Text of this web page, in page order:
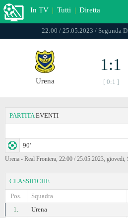
In TV | Tutti | Diretta
22:00 / 25.05.2023 / Segunda
Urena
1:1
[ 0:1 ]
PARTITA EVENTI
90'
Urena - Real Frontera, 22:00 / 25.05.2023,
CLASSIFICHE
Pos.
Squadra
1.
Urena